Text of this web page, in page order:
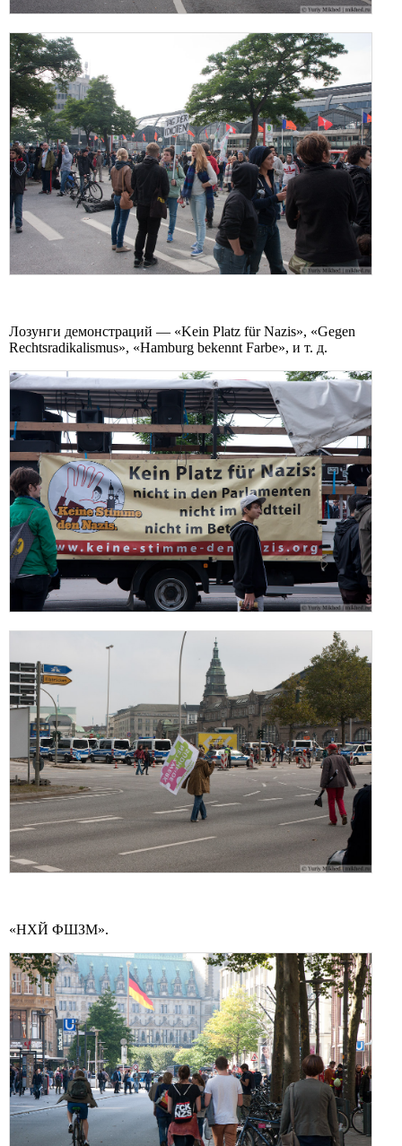
Лозунги демонстраций — «Kein Platz für Nazis», «Gegen
Rechtsradikalismus», «Hamburg bekennt Farbe», и т. д.
«НХЙ ФШЗМ».